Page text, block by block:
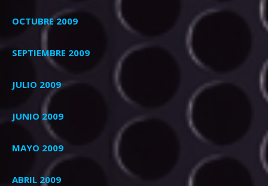
OCTUBRE 2009
SEPTIEMBRE 2009
JULIO 2009
JUNIO 2009
MAYO 2009
ABRIL 2009